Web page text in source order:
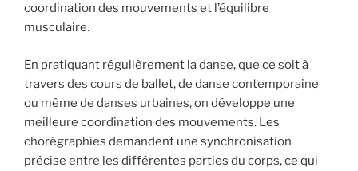
coordination des mouvements et l’équilibre
musculaire.
En pratiquant régulièrement la danse, que ce soit à
travers des cours de ballet, de danse contemporaine
ou même de danses urbaines, on développe une
meilleure coordination des mouvements. Les
chorégraphies demandent une synchronisation
précise entre les différentes parties du corps, ce qui